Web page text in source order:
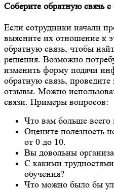
Соберите обратную связь
Если сотрудники начали
выясните их отношение к
обратную связь, чтобы
решения. Возможно
изменить форму подачи
обратную связь,
отзывы. Можно
связи. Примеры вопросов:
Что вам больше всего
Оцените полезность
от 0 до 10.
Вы довольны
С какими
обучения?
Что можно было бы